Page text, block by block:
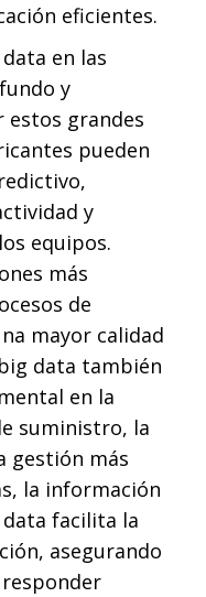
eficientes.
en las
y
estos grandes
pueden
y
equipos.
más
de
mayor calidad
data también
en la
suministro, la
gestión más
la información
facilita la
asegurando